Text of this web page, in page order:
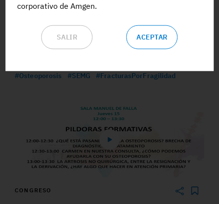
corporativo de Amgen.
SALIR ACEPTAR
EVIDENCIANDO LOS AVANCES SOBRE EL
#Osteoporosis #SEMG #FracturasPorFragilidad
CONGRESO